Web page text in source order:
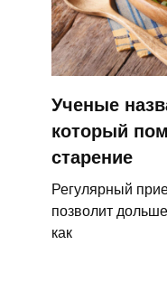
Ученые
который
старение
Регулярный
позволит
как